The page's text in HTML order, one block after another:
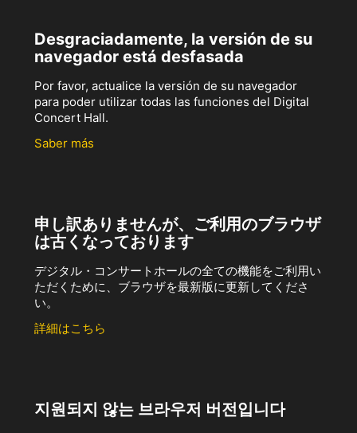
Desgraciadamente, la versión de su
navegador está desfasada
Por favor, actualice la versión de su navegador
para poder utilizar todas las funciones del Digital
Concert Hall.
Saber más
申し訳ありませんが、ご利用のブラウザ
は古くなっております
デジタル・コンサートホールの全ての機能をご利用い
ただくために、ブラウザを最新版に更新してくださ
い。
詳細はこちら
지원되지 않는 브라우저 버전입니다